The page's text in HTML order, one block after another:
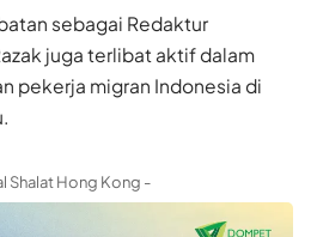
sebagai Redaktur
juga terlibat aktif dalam
pekerja migran Indonesia di
Shalat Hong Kong -